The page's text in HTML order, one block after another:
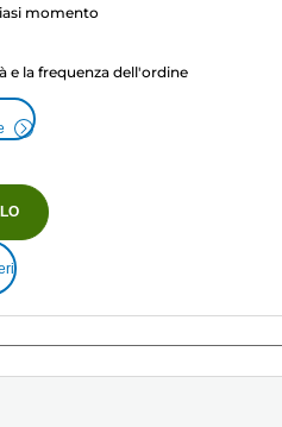
momento
e la frequenza dell'ordine